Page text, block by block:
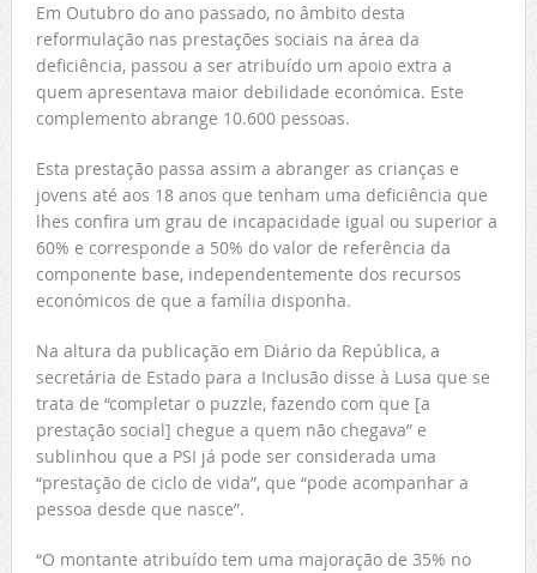
Em Outubro do ano passado, no âmbito desta
reformulação nas prestações sociais na área da
deficiência, passou a ser atribuído um apoio extra a
quem apresentava maior debilidade económica. Este
complemento abrange 10.600 pessoas.
Esta prestação passa assim a abranger as crianças e
jovens até aos 18 anos que tenham uma deficiência que
lhes confira um grau de incapacidade igual ou superior a
60% e corresponde a 50% do valor de referência da
componente base, independentemente dos recursos
económicos de que a família disponha.
Na altura da publicação em Diário da República, a
secretária de Estado para a Inclusão disse à Lusa que se
trata de “completar o puzzle, fazendo com que [a
prestação social] chegue a quem não chegava” e
sublinhou que a PSI já pode ser considerada uma
“prestação de ciclo de vida”, que “pode acompanhar a
pessoa desde que nasce”.
“O montante atribuído tem uma majoração de 35% no